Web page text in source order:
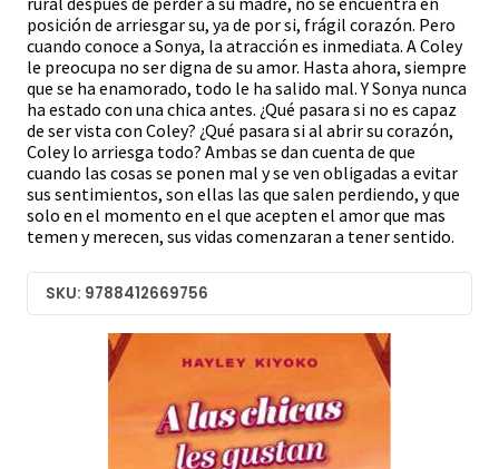
posición de arriesgar su, ya de por si, frágil corazón. Pero
cuando conoce a Sonya, la atracción es inmediata. A Coley
le preocupa no ser digna de su amor. Hasta ahora, siempre
que se ha enamorado, todo le ha salido mal. Y Sonya nunca
ha estado con una chica antes. ¿Qué pasara si no es capaz
de ser vista con Coley? ¿Qué pasara si al abrir su corazón,
Coley lo arriesga todo? Ambas se dan cuenta de que
cuando las cosas se ponen mal y se ven obligadas a evitar
sus sentimientos, son ellas las que salen perdiendo, y que
solo en el momento en el que acepten el amor que mas
temen y merecen, sus vidas comenzaran a tener sentido.
SKU: 9788412669756